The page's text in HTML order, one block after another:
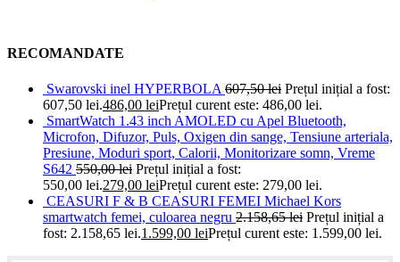
RECOMANDATE
Swarovski inel HYPERBOLA 607,50lei Prețul inițial a fost:
607,50 lei.486,00 leiPrețul curent este: 486,00 lei.
SmartWatch 1.43 inch AMOLED cu Apel Bluetooth,
Microfon, Difuzor, Puls, Oxigen din sange, Tensiune arteriala,
Presiune, Moduri sport, Calorii, Monitorizare somn, Vreme
S642 550,00lei Prețul inițial a fost:
550,00 lei.279,00 leiPrețul curent este: 279,00 lei.
CEASURI F & B CEASURI FEMEI Michael Kors
smartwatch femei, culoarea negru 2.158,65lei Prețul inițial a
fost: 2.158,65 lei.1.599,00 leiPrețul curent este: 1.599,00 lei.